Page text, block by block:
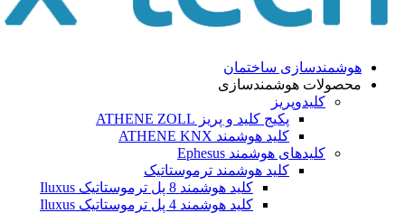
هوشمندسازی ساختمان
محصولات هوشمندسازی
کلیدوپریز
پکیج کلید و پریز ATHENE ZOLL
کلید هوشمند ATHENE KNX
کلیدهای هوشمند Ephesus
کلید هوشمند ترموستاتیک
کلید هوشمند 8 پل ترموستاتیک Iluxus
کلید هوشمند 4 پل ترموستاتیک Iluxus